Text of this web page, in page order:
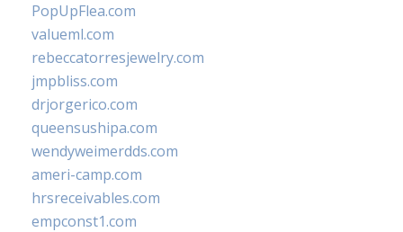
PopUpFlea.com
valueml.com
rebeccatorresjewelry.com
jmpbliss.com
drjorgerico.com
queensushipa.com
wendyweimerdds.com
ameri-camp.com
hrsreceivables.com
empconst1.com